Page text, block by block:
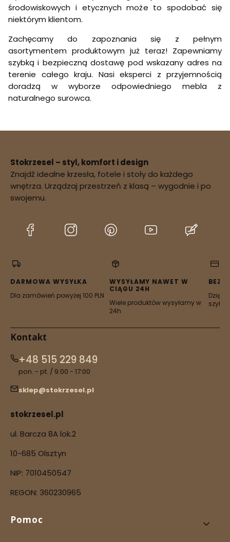
środowiskowych i etycznych może to spodobać się
niektórym klientom.
Zachęcamy do zapoznania się z pełnym
asortymentem produktowym już teraz! Zapewniamy
szybką i bezpieczną dostawę pod wskazany adres na
terenie całego kraju. Nasi eksperci z przyjemnością
doradzą w wyborze odpowiedniego mebla z
naturalnego surowca.
Stokrzesel – styl, komfort i design
Znajdź idealne krzesła, fotele i stoły do każdego
wnętrza. Urządzaj przestrzeń z klasą – wygodnie i po
swojemu.
(Otwiera (Otwiera (Otwiera
nowej
(Otwiera
nowej
DARMOWA WYSYŁKA
Dla zamówień powyżej 100 PLN
WYSYŁAMY NAWET W
CIĄGU 24H
Wiele produktów wysyłamy w
24h
Dzięki
Kontakt
+48 515 229 849
pon. - pt. / 9:00 - 17:00
sklep@stokrzesel.pl
stokrzesel.pl
ul. Barcza 8A lok.2
10-685 Olsztyn
NIP: 7010450547
REGON: 360230965
Linki w stopce
Pomoc